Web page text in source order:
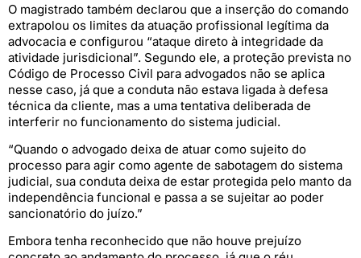
O magistrado também declarou que a inserção do comando
extrapolou os limites da atuação profissional legítima da
advocacia e configurou “ataque direto à integridade da
atividade jurisdicional”. Segundo ele, a proteção prevista no
Código de Processo Civil para advogados não se aplica
nesse caso, já que a conduta não estava ligada à defesa
técnica da cliente, mas a uma tentativa deliberada de
interferir no funcionamento do sistema judicial.
“Quando o advogado deixa de atuar como sujeito do
processo para agir como agente de sabotagem do sistema
judicial, sua conduta deixa de estar protegida pelo manto da
independência funcional e passa a se sujeitar ao poder
sancionatório do juízo.”
Embora tenha reconhecido que não houve prejuízo